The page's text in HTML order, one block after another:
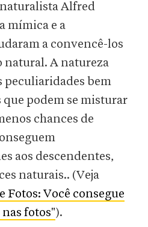
Alfred
mímica e a
a convencê-los
natural. A natureza
peculiaridades bem
que podem se misturar
chances de
aos descendentes,
naturais.. (Veja
Fotos: Você consegue
fotos").